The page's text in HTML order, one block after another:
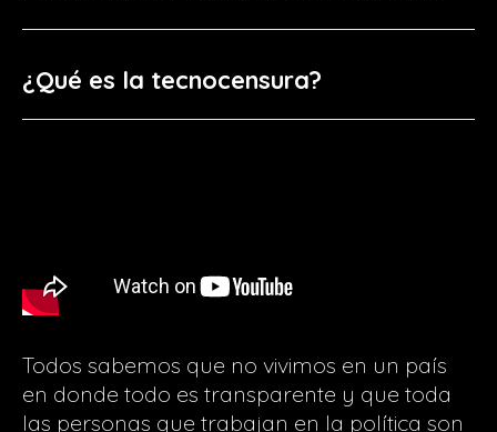
¿Qué es la tecnocensura?
Todos sabemos que no vivimos en un país
en donde todo es transparente y que toda
las personas que trabajan en la política son